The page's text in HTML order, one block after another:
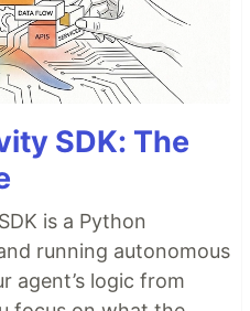
SDK: The
is a Python
running autonomous
agent’s logic from